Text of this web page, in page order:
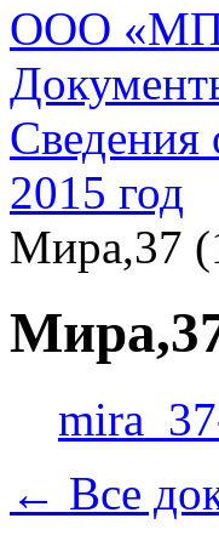
ООО
Сведения
2015 год
Мира,37
← Все